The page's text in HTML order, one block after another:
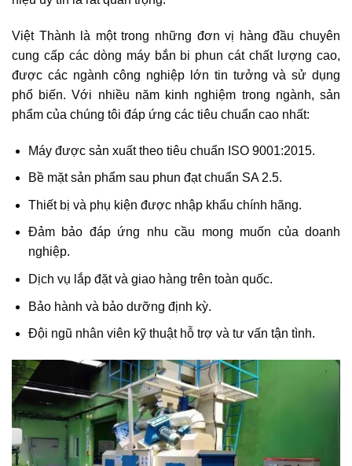
Việt Thành là một trong những đơn vị hàng đầu chuyên
cung cấp các dòng máy bắn bi phun cát chất lượng cao,
được các ngành công nghiệp lớn tin tưởng và sử dụng
phổ biến. Với nhiều năm kinh nghiệm trong ngành, sản
phẩm của chúng tôi đáp ứng các tiêu chuẩn cao nhất:
Máy được sản xuất theo tiêu chuẩn ISO 9001:2015.
Bề mặt sản phẩm sau phun đạt chuẩn SA 2.5.
Thiết bị và phụ kiện được nhập khẩu chính hãng.
Đảm bảo đáp ứng nhu cầu mong muốn của doanh
nghiệp.
Dịch vụ lắp đặt và giao hàng trên toàn quốc.
Bảo hành và bảo dưỡng định kỳ.
Đội ngũ nhân viên kỹ thuật hỗ trợ và tư vấn tận tình.